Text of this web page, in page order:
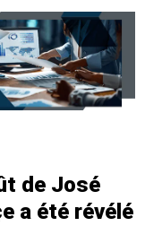
de José
a été révélé